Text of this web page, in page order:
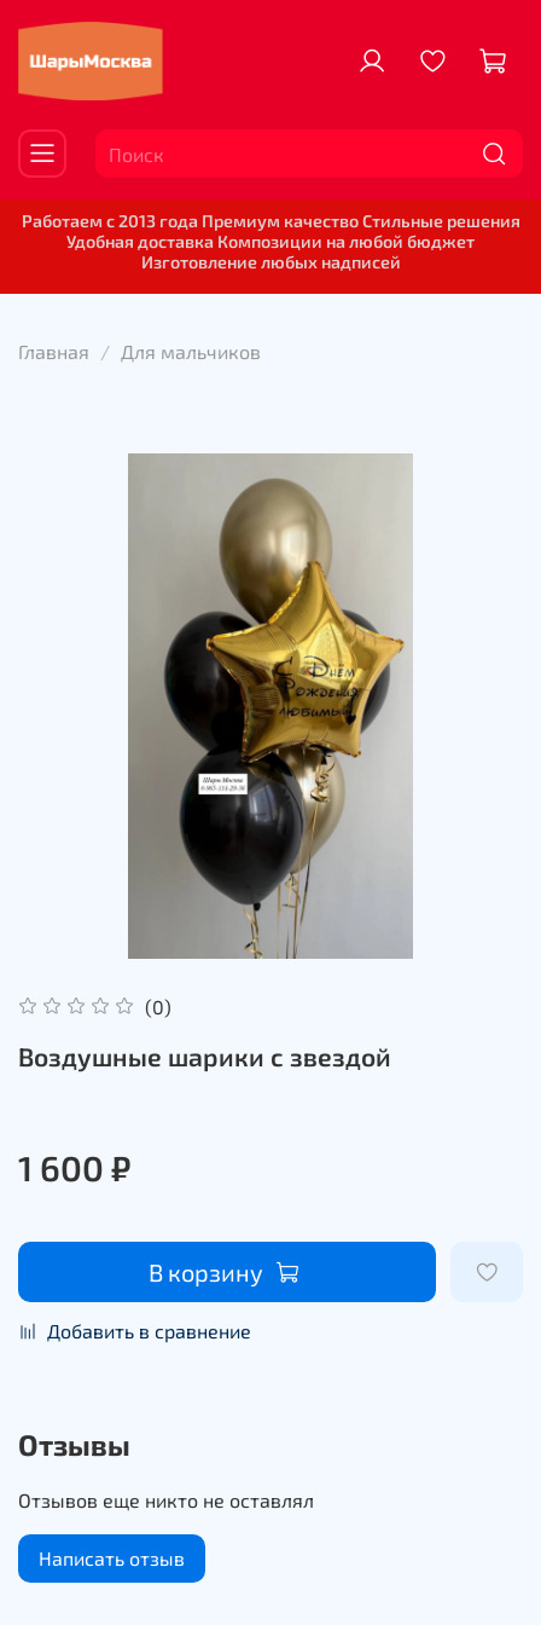
Работаем с 2013 года Премиум качество Стильные решения
Удобная доставка Композиции на любой бюджет
Изготовление любых надписей
Главная Для мальчиков
(0)
Воздушные шарики с звездой
1 600 ₽
В корзину
Добавить в сравнение
Отзывы
Отзывов еще никто не оставлял
Написать отзыв